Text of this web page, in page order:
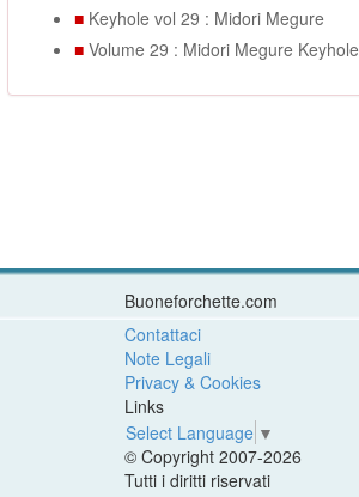
■ Keyhole vol 29 : Midori Megure
■ Volume 29 : Midori Megure Keyhole
Buoneforchette.com
Contattaci
Note Legali
Privacy & Cookies
Links
Select Language ▼
© Copyright 2007-2026
Tutti i diritti riservati